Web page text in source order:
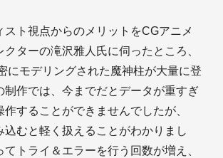
スト視点からのメリットをCGアニメ
クターの滝沢雅人氏に伺ったところ、
にモデリングされた魔神柱が大量に登
制作では、今までだとデータが重すぎ
することができませんでしたが、
込むと軽く扱えることがわかりまし
てトライ＆エラーを行う回数が増え、